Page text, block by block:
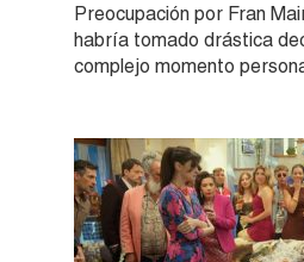
Preocupación por Fran
habría tomado drástica
complejo momento